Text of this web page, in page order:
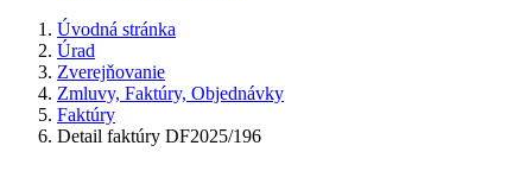
Úvodná stránka
Úrad
Zverejňovanie
Zmluvy, Faktúry, Objednávky
Faktúry
Detail faktúry DF2025/196